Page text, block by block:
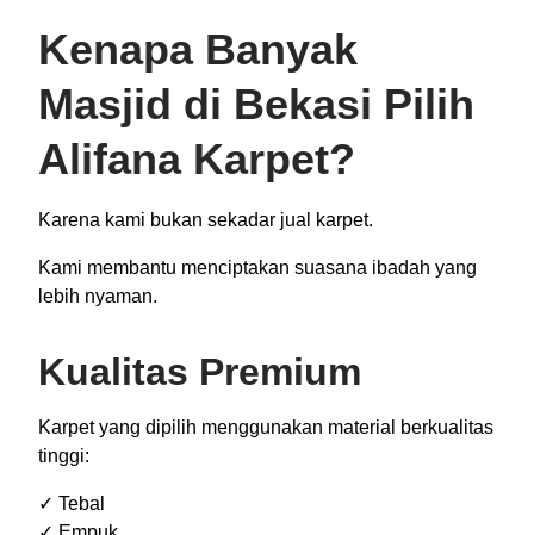
Kenapa Banyak
Masjid di Bekasi Pilih
Alifana Karpet?
Karena kami bukan sekadar jual karpet.
Kami membantu menciptakan suasana ibadah yang
lebih nyaman.
Kualitas Premium
Karpet yang dipilih menggunakan material berkualitas
tinggi:
✓ Tebal